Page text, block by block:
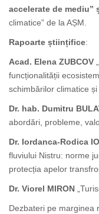
accelerate de mediu”
climatice” de la AȘM.
Rapoarte științifice:
Acad. Elena ZUBCOV
funcționalității
schimbărilor climatice
Dr. hab. Dumitru
abordări, probleme,
Dr. Iordanca-Rodica
fluviului Nistru: norme
protecția apelor
Dr. Viorel MIRON
Dezbateri pe marginea